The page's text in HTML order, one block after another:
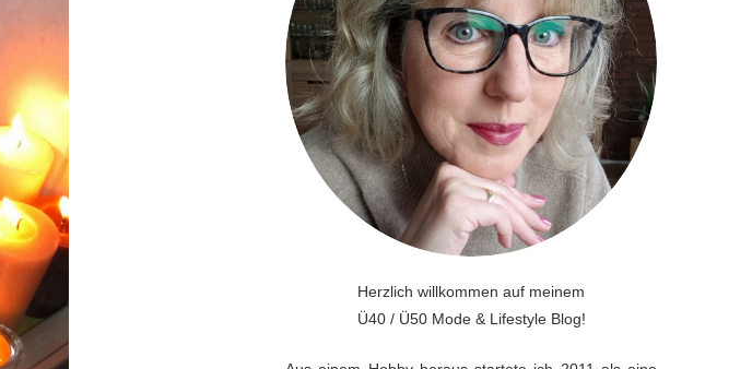
Herzlich willkommen auf meinem
Ü40 / Ü50 Mode & Lifestyle Blog!